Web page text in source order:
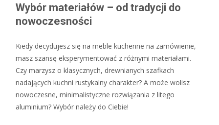
Wybór materiałów – od tradycji do
nowoczesności
Kiedy decydujesz się na meble kuchenne na zamówienie,
masz szansę eksperymentować z różnymi materiałami.
Czy marzysz o klasycznych, drewnianych szafkach
nadających kuchni rustykalny charakter? A może wolisz
nowoczesne, minimalistyczne rozwiązania z litego
aluminium? Wybór należy do Ciebie!